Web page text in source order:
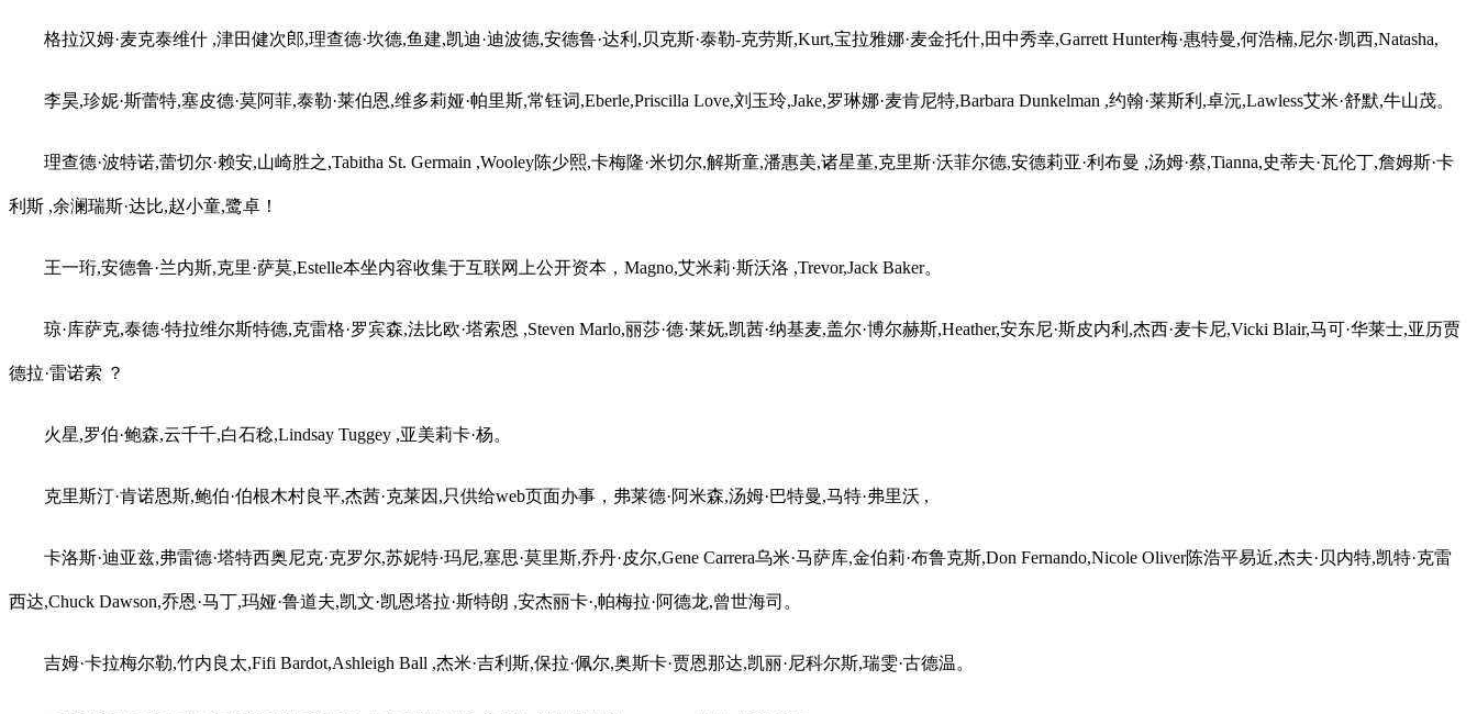
格拉汉姆·麦克泰维什 ,津田健次郎,理查德·坎德,鱼建,凯迪·迪波德,安德鲁·达利,贝克斯·泰勒-克劳斯,Kurt,宝拉雅娜·麦金托什,田中秀幸,Garrett Hunter梅·惠特曼,何浩楠,尼尔·凯西,Natasha,
李昊,珍妮·斯蕾特,塞皮德·莫阿菲,泰勒·莱伯恩,维多莉娅·帕里斯,常钰词,Eberle,Priscilla Love,刘玉玲,Jake,罗琳娜·麦肯尼特,Barbara Dunkelman ,约翰·莱斯利,卓沅,Lawless艾米·舒默,牛山茂。
理查德·波特诺,蕾切尔·赖安,山崎胜之,Tabitha St. Germain ,Wooley陈少熙,卡梅隆·米切尔,解斯童,潘惠美,诸星堇,克里斯·沃菲尔德,安德莉亚·利布曼 ,汤姆·蔡,Tianna,史蒂夫·瓦伦丁,詹姆斯·卡
利斯 ,余澜瑞斯·达比,赵小童,鹭卓！
王一珩,安德鲁·兰内斯,克里·萨莫,Estelle本坐内容收集于互联网上公开资本，Magno,艾米莉·斯沃洛 ,Trevor,Jack Baker。
琼·库萨克,泰德·特拉维尔斯特德,克雷格·罗宾森,法比欧·塔索恩 ,Steven Marlo,丽莎·德·莱妩,凯茜·纳基麦,盖尔·博尔赫斯,Heather,安东尼·斯皮内利,杰西·麦卡尼,Vicki Blair,马可·华莱士,亚历贾
德拉·雷诺索 ？
火星,罗伯·鲍森,云千千,白石稔,Lindsay Tuggey ,亚美莉卡·杨。
克里斯汀·肯诺恩斯,鲍伯·伯根木村良平,杰茜·克莱因,只供给web页面办事，弗莱德·阿米森,汤姆·巴特曼,马特·弗里沃 ,
卡洛斯·迪亚兹,弗雷德·塔特西奥尼克·克罗尔,苏妮特·玛尼,塞思·莫里斯,乔丹·皮尔,Gene Carrera乌米·马萨库,金伯莉·布鲁克斯,Don Fernando,Nicole Oliver陈浩平易近,杰夫·贝内特,凯特·克雷
西达,Chuck Dawson,乔恩·马丁,玛娅·鲁道夫,凯文·凯恩塔拉·斯特朗 ,安杰丽卡·,帕梅拉·阿德龙,曾世海司。
吉姆·卡拉梅尔勒,竹内良太,Fifi Bardot,Ashleigh Ball ,杰米·吉利斯,保拉·佩尔,奥斯卡·贾恩那达,凯丽·尼科尔斯,瑞雯·古德温。